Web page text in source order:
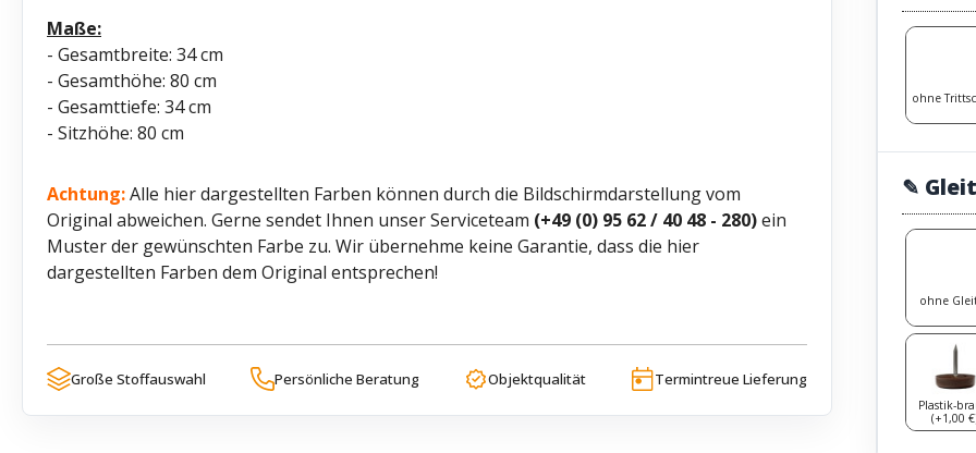
ohne
✎
ohne
Plastik-
(+1,00
Maße:
- Gesamtbreite: 34 cm
- Gesamthöhe: 80 cm
- Gesamttiefe: 34 cm
- Sitzhöhe: 80 cm
Achtung:Alle hier dargestellten Farben können durch die Bildschirmdarstellung vom
Original abweichen. Gerne sendet Ihnen unser Serviceteam (+49 (0) 95 62 / 40 48 - 280)ein
Muster der gewünschten Farbe zu. Wir übernehme keine Garantie, dass die hier
dargestellten Farben dem Original entsprechen!
Große Stoffauswahl Persönliche Beratung Objektqualität Termintreue Lieferung